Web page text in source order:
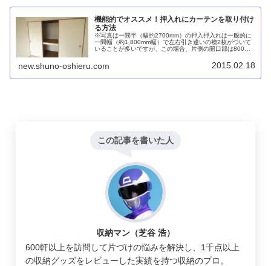
機能的でオススメ！押入れにカーテンを取り付け
る方法
※写真は一間半（幅約2700mm）の押入押入れは一般的に
一間幅（約1,800mm幅）で左右引き違いの襖2枚がついて
いることが多いですが、この場合、片側の開口部は800mm
new.shuno-oshieru.com 2015.02.18
この記事を書いた人
収納マン（芝谷 浩）
600軒以上を訪問して片づけの悩みを解決し、1千点以上
の収納グッズをレビューした実績を持つ収納のプロ。